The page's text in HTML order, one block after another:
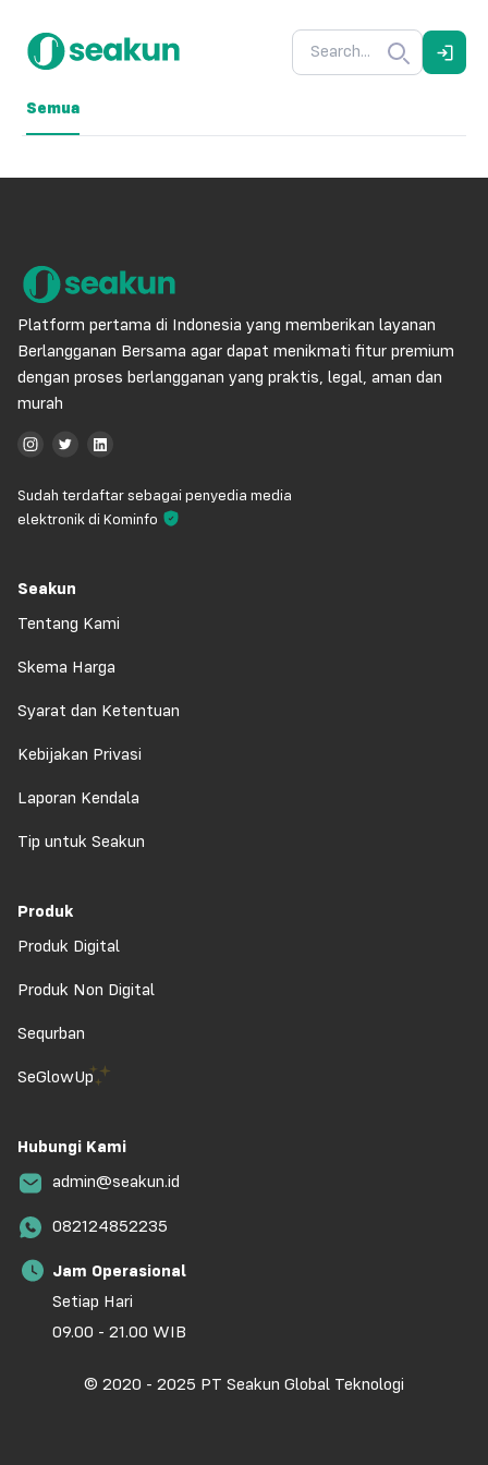
Semua
Platform pertama di Indonesia yang memberikan layanan
Berlangganan Bersama agar dapat menikmati fitur premium
dengan proses berlangganan yang praktis, legal, aman dan
murah
Sudah terdaftar sebagai penyedia media
elektronik di Kominfo
Seakun
Tentang Kami
Skema Harga
Syarat dan Ketentuan
Kebijakan Privasi
Laporan Kendala
Tip untuk Seakun
Produk
Produk Digital
Produk Non Digital
Sequrban
SeGlowUp
Hubungi Kami
admin@seakun.id
082124852235
Jam Operasional
Setiap Hari
09.00 - 21.00 WIB
© 2020 - 2025 PT Seakun Global Teknologi